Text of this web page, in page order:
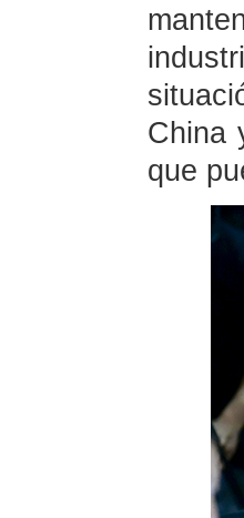
China
que